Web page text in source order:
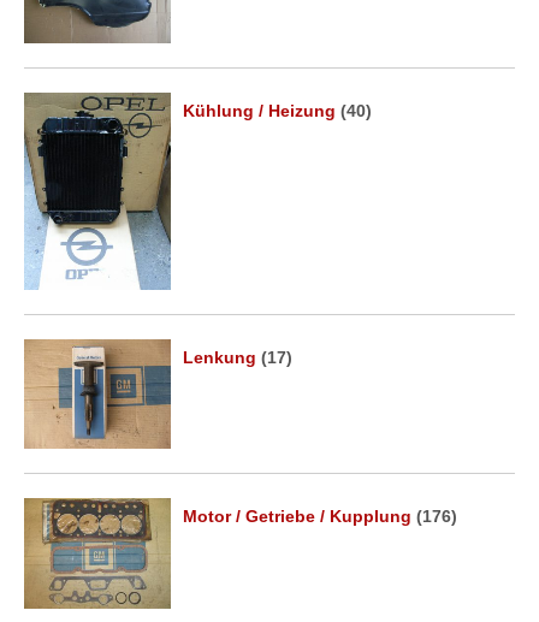
Kühlung / Heizung(40)
Lenkung(17)
Motor / Getriebe / Kupplung(176)